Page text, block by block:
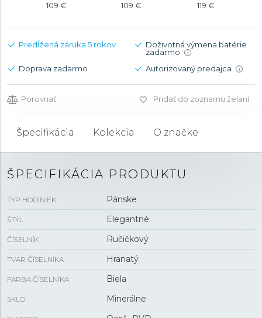
109 € 109 € 119 €
Predĺžená záruka 5 rokov
Doživotná výmena batérie
zadarmo
i
Doprava zadarmo Autorizovaný predajca i
Porovnať Pridať do zoznamu želaní
Špecifikácia Kolekcia O značke
ŠPECIFIKÁCIA PRODUKTU
TYP HODINIEK Pánske
ŠTÝL Elegantné
ČÍSELNÍK Ručičkový
TVAR ČÍSELNÍKA Hranatý
FARBA ČÍSELNÍKA Biela
SKLO Minerálne